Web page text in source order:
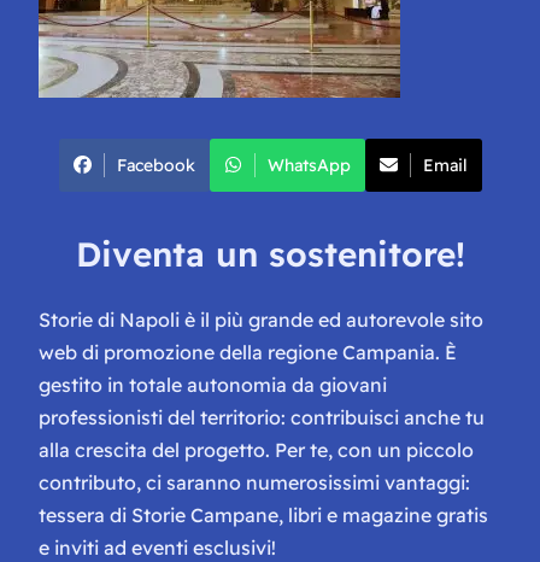
Facebook WhatsApp Email
Diventa un sostenitore!
Storie di Napoli è il più grande ed autorevole sito
web di promozione della regione Campania. È
gestito in totale autonomia da giovani
professionisti del territorio: contribuisci anche tu
alla crescita del progetto. Per te, con un piccolo
contributo, ci saranno numerosissimi vantaggi:
tessera di Storie Campane, libri e magazine gratis
e inviti ad eventi esclusivi!